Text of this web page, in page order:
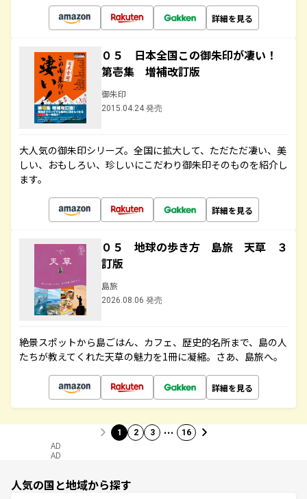
詳細を見る
０５ 日本全国この御朱印が凄い！
第壱集 増補改訂版
御朱印
2015.04.24 発売
大人気の御朱印シリーズ。全国に拡大して、ただただ凄い、美
しい、おもしろい、珍しいにこだわり御朱印そのものを紹介し
ます。
詳細を見る
０５ 地球の歩き方 島旅 天草 ３
訂版
島旅
2026.08.06 発売
絶景スポットから島ごはん、カフェ、歴史的名所まで、島の人
たちが教えてくれた天草の魅力を1冊に凝縮。さあ、島旅へ。
詳細を見る
1 2 3 … 16
AD
AD
人気の国と地域から探す